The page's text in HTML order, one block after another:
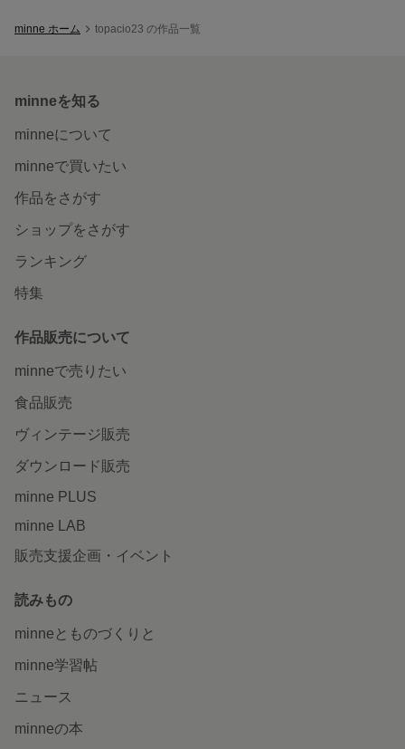
minne ホーム topacio23 の作品一覧
minneを知る
minneについて
minneで買いたい
作品をさがす
ショップをさがす
ランキング
特集
作品販売について
minneで売りたい
食品販売
ヴィンテージ販売
ダウンロード販売
minne PLUS
minne LAB
販売支援企画・イベント
読みもの
minneとものづくりと
minne学習帖
ニュース
minneの本